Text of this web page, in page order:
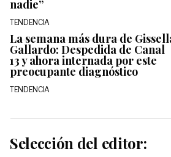
nadie”
TENDENCIA
La semana más dura de
Gallardo: Despedida de Canal
13 y ahora internada por este
preocupante diagnóstico
TENDENCIA
Selección del editor: